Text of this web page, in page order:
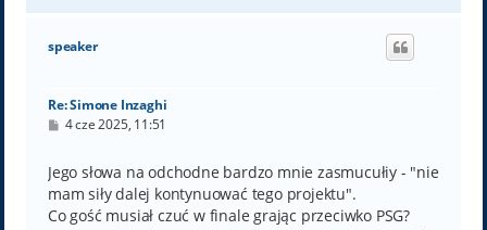
g
speaker
Re: Simone Inzaghi
P
t
4 cze 2025, 11:51
Jego słowa na odchodne bardzo mnie zasmucułiy - "nie
mam siły dalej kontynuować tego projektu".
Co gość musiał czuć w finale grając przeciwko PSG?